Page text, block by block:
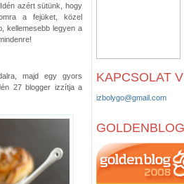
azért sütünk, hogy
a fejüket, közel
kellemesebb legyen a
majd egy gyors
27 blogger izzítja a
KAPCSOLAT
izbolygo@gmail.com
GOLDENBLOG